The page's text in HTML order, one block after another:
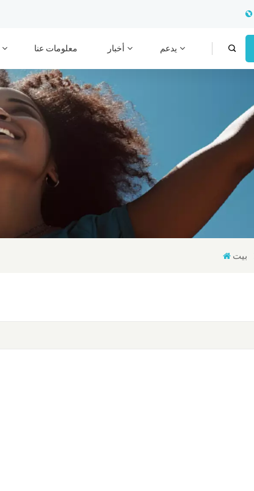
English
Español
Italiano
العربية
معلومات عنا أخبار يدعم
بيت